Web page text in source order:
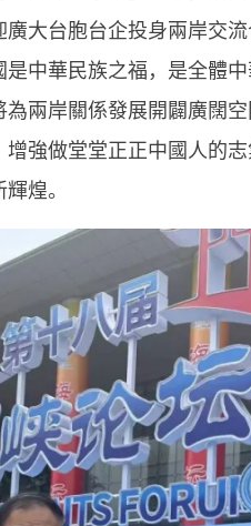
大台胞台企投身兩岸交
中華民族之福，是全體
兩岸關係發展開闢廣闊
強做堂堂正正中國人的
煌。